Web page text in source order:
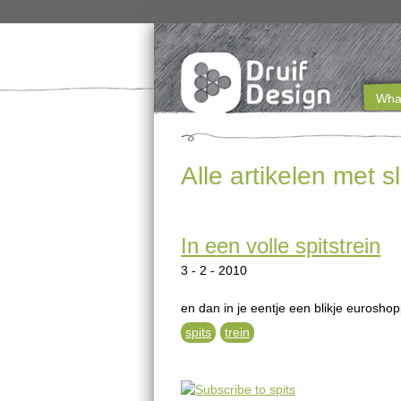
Alle artikelen met
In een volle spitstrein
3 - 2 - 2010
en dan in je eentje een blikje
spits
trein
i
m
n